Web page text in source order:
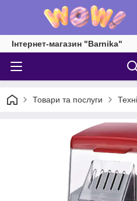
Інтернет-магазин "Barnika"
Товари та послуги